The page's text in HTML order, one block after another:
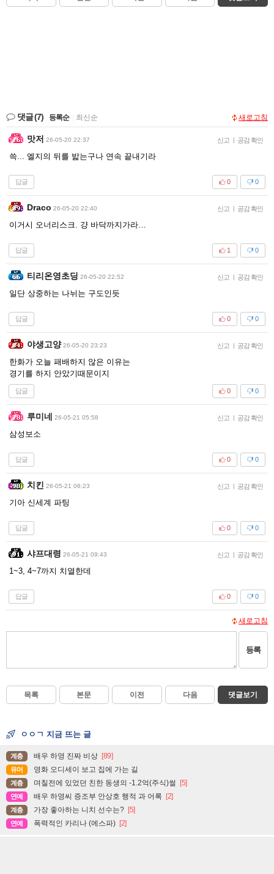
댓글(7) 등록순 최신순 새로고침
맛저 26-05-20 22:37 신고 | 공감 확인
쓱... 엘지의 뒤를 밟는구나 연속 끝내기라
답글 0
0
Draco 26-05-20 22:40 신고 | 공감 확인
이거시 오너리스크. 걍 바닥까지가라…
답글 0
1
티리온영초딩 26-05-20 22:52 신고 | 공감 확인
일단 상중하는 나뉘는 구도인듯
답글 0
0
야생고양 26-05-20 23:23 신고 | 공감 확인
한화가 오늘 패배하지 않은 이유는
경기를 하지 안았기때문이지
답글 0
0
루미네 26-05-21 05:58 신고 | 공감 확인
삼성보소
답글 0
0
치킨 26-05-21 06:23 신고 | 공감 확인
기아 신세계 파팅
답글 0
0
샤프대령 26-05-21 09:43 신고 | 공감 확인
1~3, 4~7까지 치열한데
답글 0
0
새로고침
등록
목록 본문 이전 다음 댓글보기
ㅇㅇㄱ 지금 뜨는 글
계층 배우 하영 진짜 비상 [89]
유머 영화 오디세이 보고 집에 가는 길
계층 며칠전에 있었던 친한 동생의 -1.2억(주식)썰 [5]
연예 배우 하영씨 증조부 안상호 행적 과 어록 [2]
계층 가장 좋아하는 니치 선수는? [5]
연예 폭력적인 카리나 (에스파) [2]